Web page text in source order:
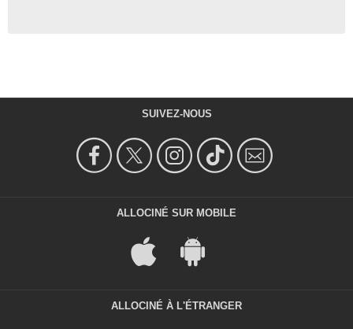
SUIVEZ-NOUS
ALLOCINÉ SUR MOBILE
ALLOCINÉ À L'ÉTRANGER